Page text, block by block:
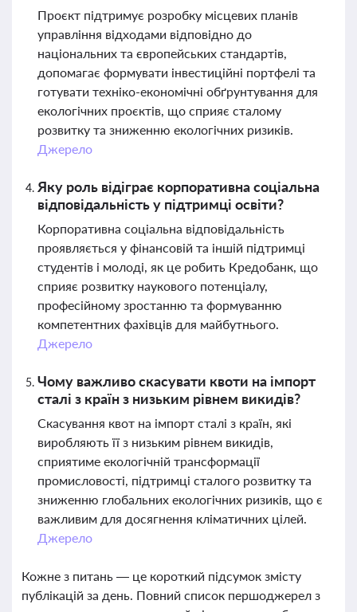
Проєкт підтримує розробку місцевих планів
управління відходами відповідно до
національних та європейських стандартів,
допомагає формувати інвестиційні портфелі та
готувати техніко-економічні обґрунтування для
екологічних проєктів, що сприяє сталому
розвитку та зниженню екологічних ризиків.
Джерело
Яку роль відіграє корпоративна соціальна
відповідальність у підтримці освіти?
Корпоративна соціальна відповідальність
проявляється у фінансовій та іншій підтримці
студентів і молоді, як це робить Кредобанк, що
сприяє розвитку наукового потенціалу,
професійному зростанню та формуванню
компетентних фахівців для майбутнього.
Джерело
Чому важливо скасувати квоти на імпорт
сталі з країн з низьким рівнем викидів?
Скасування квот на імпорт сталі з країн, які
виробляють її з низьким рівнем викидів,
сприятиме екологічній трансформації
промисловості, підтримці сталого розвитку та
зниженню глобальних екологічних ризиків, що є
важливим для досягнення кліматичних цілей.
Джерело
Кожне з питань — це короткий підсумок змісту
публікацій за день. Повний список першоджерел з